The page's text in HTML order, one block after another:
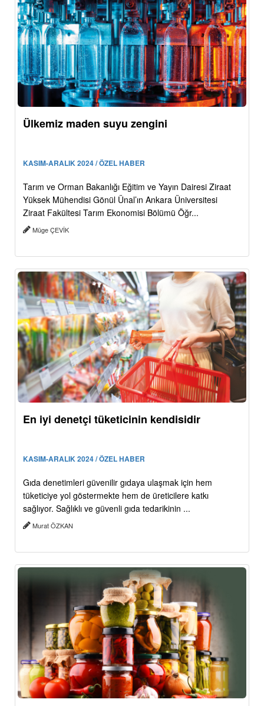
Ülkemiz maden suyu zengini
KASIM-ARALIK 2024 / ÖZEL HABER
Tarım ve Orman Bakanlığı Eğitim ve Yayın Dairesi Ziraat
Yüksek Mühendisi Gönül Ünal’ın Ankara Üniversitesi
Ziraat Fakültesi Tarım Ekonomisi Bölümü Öğr...
Müge ÇEVİK
En iyi denetçi tüketicinin kendisidir
KASIM-ARALIK 2024 / ÖZEL HABER
Gıda denetimleri güvenilir gıdaya ulaşmak için hem
tüketiciye yol göstermekte hem de üreticilere katkı
sağlıyor. Sağlıklı ve güvenli gıda tedarikinin ...
Murat ÖZKAN